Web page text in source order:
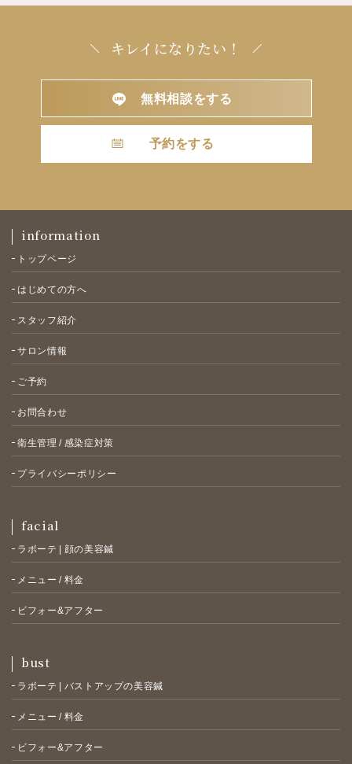
キレイになりたい！
無料相談をする
予約をする
information
トップページ
はじめての方へ
スタッフ紹介
サロン情報
ご予約
お問合わせ
衛生管理 / 感染症対策
プライバシーポリシー
facial
ラボーテ | 顔の美容鍼
メニュー / 料金
ビフォー&アフター
bust
ラボーテ | バストアップの美容鍼
メニュー / 料金
ビフォー&アフター